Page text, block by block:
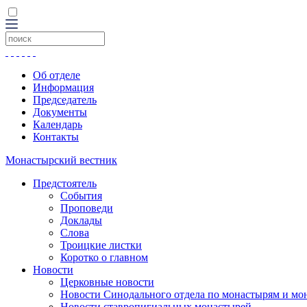
Об отделе
Информация
Председатель
Документы
Календарь
Контакты
Монастырский вестник
Предстоятель
События
Проповеди
Доклады
Слова
Троицкие листки
Коротко о главном
Новости
Церковные новости
Новости Синодального отдела по монастырям и